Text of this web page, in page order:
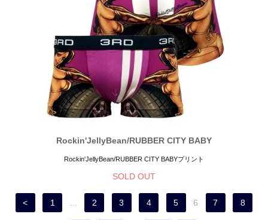
Rockin'JellyBean/RUBBER CITY BABY
Rockin'JellyBean/RUBBER CITY BABYプリント
SOLD OUT
< 1 2 3 4 5 6 7 8